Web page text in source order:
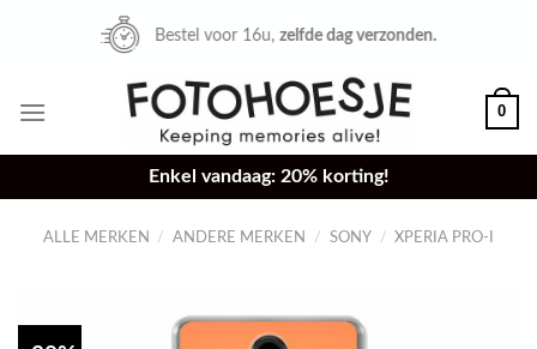
Bestel voor 16u, zelfde dag verzonden.
0
Enkel vandaag: 20% korting!
ALLE MERKEN / ANDERE MERKEN / SONY / XPERIA PRO-I